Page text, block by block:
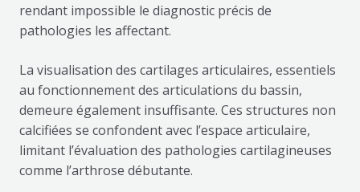
rendant impossible le diagnostic précis de
pathologies les affectant.
La visualisation des cartilages articulaires, essentiels
au fonctionnement des articulations du bassin,
demeure également insuffisante. Ces structures non
calcifiées se confondent avec l’espace articulaire,
limitant l’évaluation des pathologies cartilagineuses
comme l’arthrose débutante.